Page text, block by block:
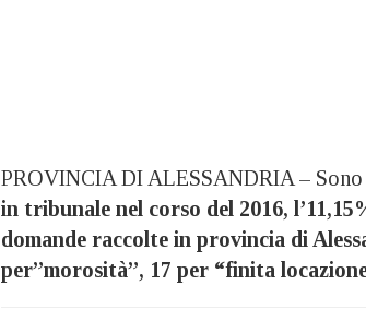
PROVINCIA DI ALESSANDRIA – Sono
in tribunale nel corso del 2016,
domande raccolte in provincia di
per”morosità”, 17 per “finita